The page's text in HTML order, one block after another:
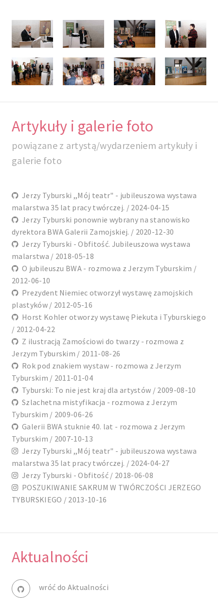
Artykuły i galerie foto
powiązane z artystą/wydarzeniem artykuły i
galerie foto
Jerzy Tyburski ,,Mój teatr" - jubileuszowa wystawa
malarstwa 35 lat pracy twórczej. / 2024-04-15
Jerzy Tyburski ponownie wybrany na stanowisko
dyrektora BWA Galerii Zamojskiej. / 2020-12-30
Jerzy Tyburski - Obfitość. Jubileuszowa wystawa
malarstwa / 2018-05-18
O jubileuszu BWA - rozmowa z Jerzym Tyburskim /
2012-06-10
Prezydent Niemiec otworzył wystawę zamojskich
plastyków / 2012-05-16
Horst Kohler otworzy wystawę Piekuta i Tyburskiego
/ 2012-04-22
Z ilustracją Zamościowi do twarzy - rozmowa z
Jerzym Tyburskim / 2011-08-26
Rok pod znakiem wystaw - rozmowa z Jerzym
Tyburskim / 2011-01-04
Tyburski: To nie jest kraj dla artystów / 2009-08-10
Szlachetna mistyfikacja - rozmowa z Jerzym
Tyburskim / 2009-06-26
Galerii BWA stuknie 40. lat - rozmowa z Jerzym
Tyburskim / 2007-10-13
Jerzy Tyburski ,,Mój teatr" - jubileuszowa wystawa
malarstwa 35 lat pracy twórczej. / 2024-04-27
Jerzy Tyburski - Obfitość / 2018-06-08
POSZUKIWANIE SAKRUM W TWÓRCZOŚCI JERZEGO
TYBURSKIEGO / 2013-10-16
Aktualności
wróć do Aktualności